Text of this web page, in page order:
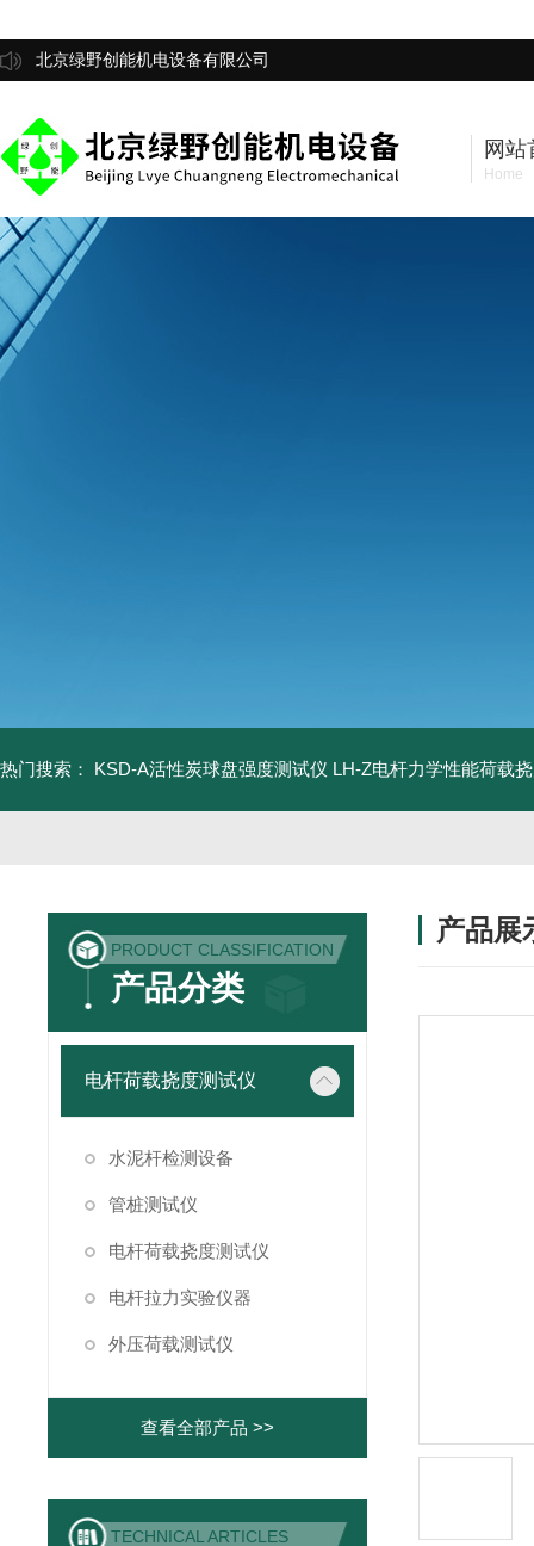
北京绿野创能机电设备有限公司
网站
Home
热门搜索： KSD-A活性炭球盘强度测试仪 LH-Z电杆力学性能荷载
PRODUCT CLASSIFICATION
产品分类
电杆荷载挠度测试仪
水泥杆检测设备
管桩测试仪
电杆荷载挠度测试仪
电杆拉力实验仪器
外压荷载测试仪
查看全部产品 >>
TECHNICAL ARTICLES
产品展